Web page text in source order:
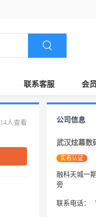
联系客服 会
人查看 公司信息
武汉炫幕数
实名认证
融科天城一
旁
联系电话：